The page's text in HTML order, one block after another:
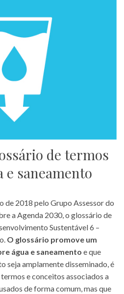
de termos
e saneamento
de 2018 pelo Grupo Assessor do
a Agenda 2030, o glossário de
Sustentável 6 –
O glossário promove um
água e saneamento e que
seja amplamente disseminado, é
e conceitos associados a
de forma comum, mas que